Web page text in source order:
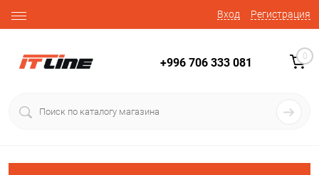
Вход Регистрация
+996 706 333 081 0